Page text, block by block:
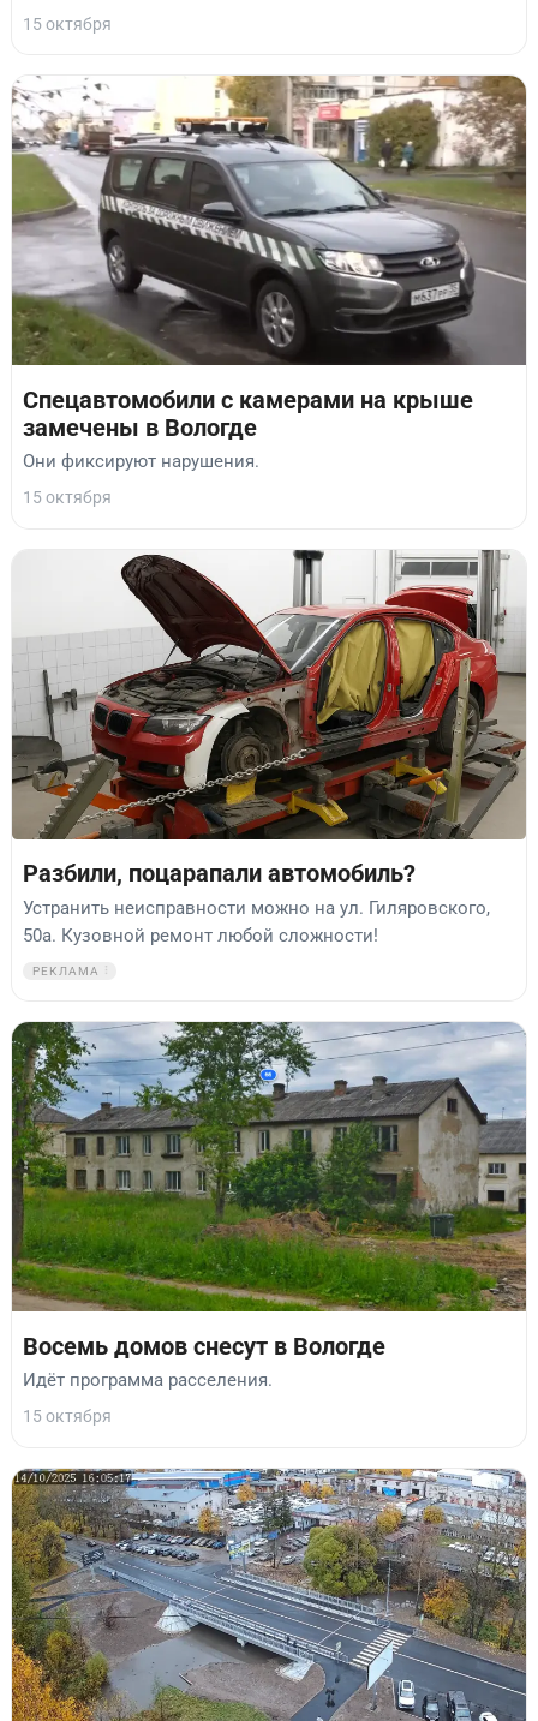
15 октября
Спецавтомобили с камерами на крыше
замечены в Вологде
Они фиксируют нарушения.
15 октября
Разбили, поцарапали автомобиль?
Устранить неисправности можно на ул. Гиляровского,
50а. Кузовной ремонт любой сложности!
РЕКЛАМА
Восемь домов снесут в Вологде
Идёт программа расселения.
15 октября